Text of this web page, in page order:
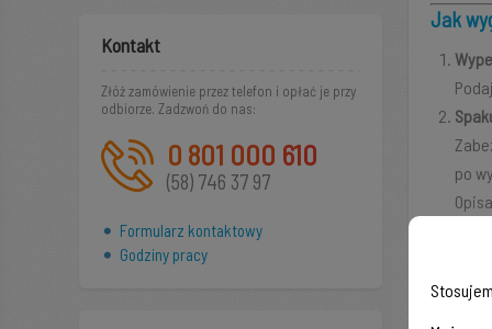
Jak
po
Po
Kontakt
Złóż zamówienie przez telefon i opłać je przy
odbiorze. Zadzwoń do nas:
0 801 000 610
(58) 746 37 97
Formularz kontaktowy
Godziny pracy